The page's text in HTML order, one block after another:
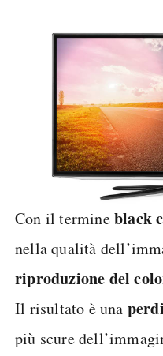
Con il termineblack
nella qualità
riproduzione del
Il risultato è una
più scure